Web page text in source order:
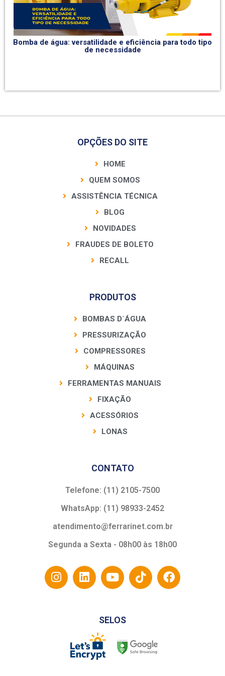
Bomba de água: versatilidade e eficiência para todo tipo
de necessidade
OPÇÕES DO SITE
HOME
QUEM SOMOS
ASSISTÊNCIA TÉCNICA
BLOG
NOVIDADES
FRAUDES DE BOLETO
RECALL
PRODUTOS
BOMBAS D´ÁGUA
PRESSURIZAÇÃO
COMPRESSORES
MÁQUINAS
FERRAMENTAS MANUAIS
FIXAÇÃO
ACESSÓRIOS
LONAS
CONTATO
Telefone: (11) 2105-7500
WhatsApp: (11) 98933-2452
atendimento@ferrarinet.com.br
Segunda a Sexta - 08h00 às 18h00
SELOS